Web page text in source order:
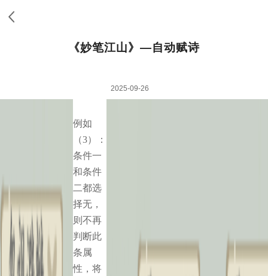
《妙笔江山》—自动赋诗
2025-09-26
例如
（3）：
条件一
和条件
二都选
择无，
则不再
判断此
条属
性，将